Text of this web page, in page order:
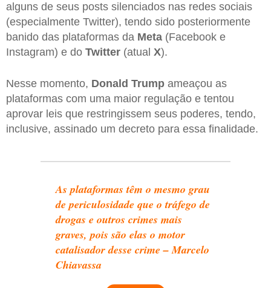
alguns de seus posts silenciados nas redes sociais
(especialmente Twitter), tendo sido posteriormente
banido das plataformas da Meta (Facebook e
Instagram) e do Twitter (atual X).
Nesse momento, Donald Trump ameaçou as
plataformas com uma maior regulação e tentou
aprovar leis que restringissem seus poderes, tendo,
inclusive, assinado um decreto para essa finalidade.
As plataformas têm o mesmo grau
de periculosidade que o tráfego de
drogas e outros crimes mais
graves, pois são elas o motor
catalisador desse crime – Marcelo
Chiavassa